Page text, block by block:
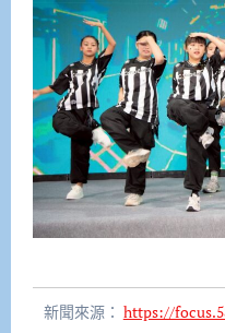
新聞來源： https://